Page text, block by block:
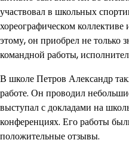
участвовал в школьных
хореографическом коллективе
этому, он приобрел не только
командной работы,
В школе Петров Александр
работе. Он проводил
выступал с докладами на
конференциях. Его работы
положительные отзывы.